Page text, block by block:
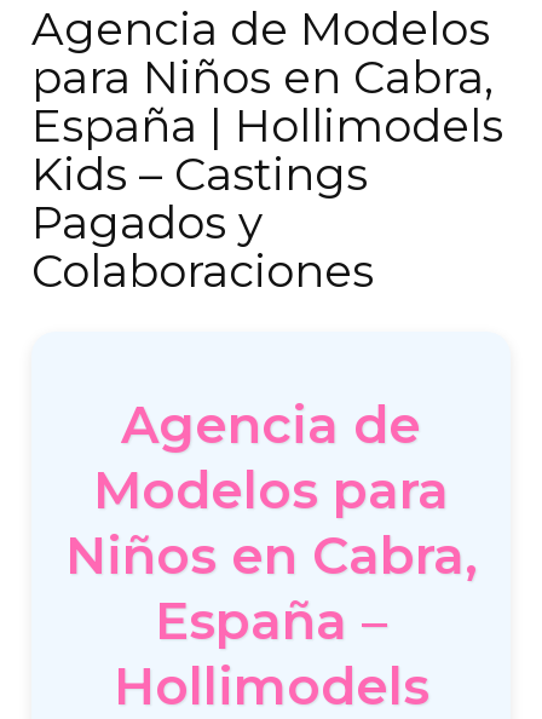
Agencia de Modelos
para Niños en Cabra,
España | Hollimodels
Kids – Castings
Pagados y
Colaboraciones
Agencia de
Modelos para
Niños en Cabra,
España –
Hollimodels